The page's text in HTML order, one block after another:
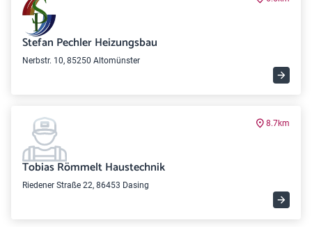
Stefan Pechler Heizungsbau
Nerbstr. 10, 85250 Altomünster
8.7km
Tobias Römmelt Haustechnik
Riedener Straße 22, 86453 Dasing